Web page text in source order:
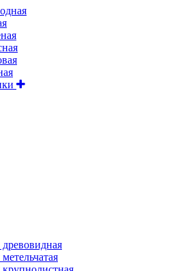
древовидная